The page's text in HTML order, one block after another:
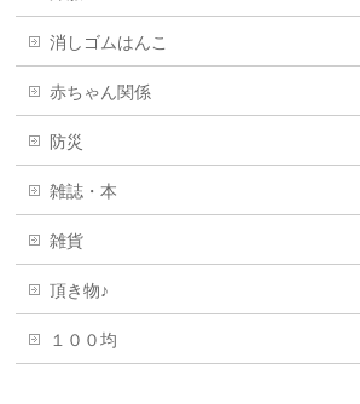
消しゴムはんこ
赤ちゃん関係
防災
雑誌・本
雑貨
頂き物♪
１００均